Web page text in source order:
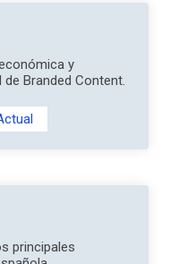
y
Branded Content.
principales